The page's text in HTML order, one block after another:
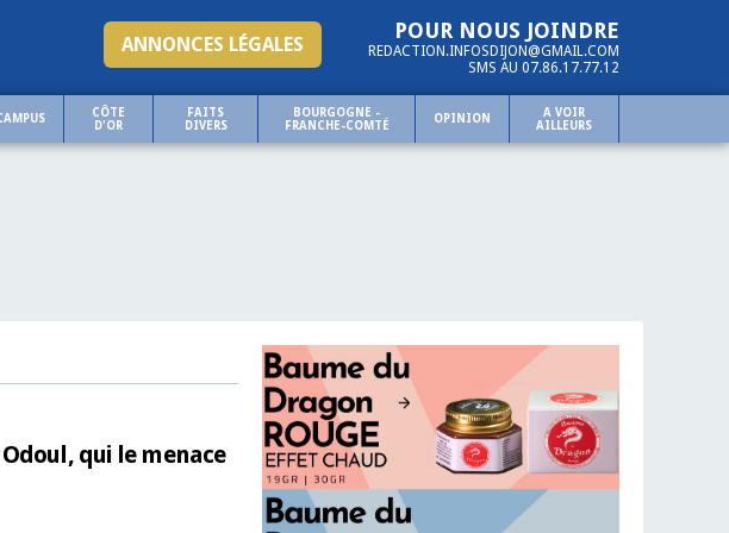
POUR NOUS JOINDRE
REDACTION.INFOSDIJON@GMAIL.COM
SMS AU 07.86.17.77.12
ANNONCES LÉGALES
CÔTE
D'OR
FAITS
DIVERS
BOURGOGNE -
FRANCHE-COMTÉ
OPINION
A VOIR
AILLEURS
qui le menace